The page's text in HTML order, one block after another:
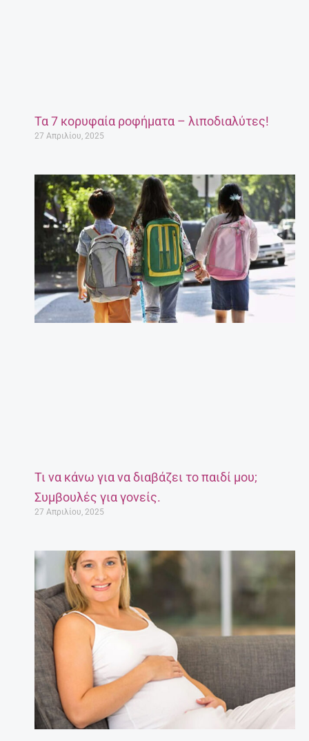
Τα 7 κορυφαία ροφήματα – λιποδιαλύτες!
27 Απριλίου, 2025
Τι να κάνω για να διαβάζει το παιδί μου;
Συμβουλές για γονείς.
27 Απριλίου, 2025